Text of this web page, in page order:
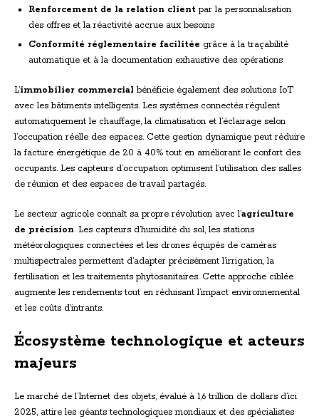
Renforcement de la relation client par la personnalisation
des offres et la réactivité accrue aux besoins
Conformité réglementaire facilitée grâce à la traçabilité
automatique et à la documentation exhaustive des opérations
L’immobilier commercial bénéficie également des solutions IoT
avec les bâtiments intelligents. Les systèmes connectés régulent
automatiquement le chauffage, la climatisation et l’éclairage selon
l’occupation réelle des espaces. Cette gestion dynamique peut réduire
la facture énergétique de 20 à 40% tout en améliorant le confort des
occupants. Les capteurs d’occupation optimisent l’utilisation des salles
de réunion et des espaces de travail partagés.
Le secteur agricole connaît sa propre révolution avec l’agriculture
de précision. Les capteurs d’humidité du sol, les stations
météorologiques connectées et les drones équipés de caméras
multispectrales permettent d’adapter précisément l’irrigation, la
fertilisation et les traitements phytosanitaires. Cette approche ciblée
augmente les rendements tout en réduisant l’impact environnemental
et les coûts d’intrants.
Écosystème technologique et acteurs
majeurs
Le marché de l’Internet des objets, évalué à 1,6 trillion de dollars d’ici
2025, attire les géants technologiques mondiaux et des spécialistes